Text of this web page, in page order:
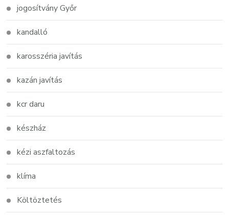
jogosítvány Győr
kandalló
karosszéria javítás
kazán javítás
kcr daru
készház
kézi aszfaltozás
klíma
Költöztetés